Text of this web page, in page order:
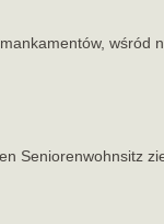
wśród
Seniorenwohnsitz